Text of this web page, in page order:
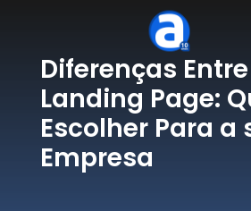
Diferenças
Landing Page:
Escolher Para a
Empresa